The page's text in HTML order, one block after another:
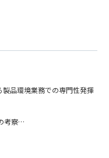
品環境業務での専門性発揮
考察
用日から逆算して計画設